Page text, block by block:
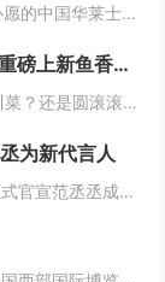
20年前许下“为实现国民汉堡自由而奋斗”心愿的中国华莱士可能没有想到，2024年华莱士汉堡价格居然“卷”出了首店开业的价格！9月1日，“2024华华汉堡节”正式开启，而此次汉堡节，华莱士也是下了“血本”来回馈「华门信徒」，10块钱就能吃到3...
正宗才对味 华莱士联名熊猫和和国庆重磅上新鱼香肉丝鸡腿堡
说到四川，你会想到什么？是麻辣鲜香的川菜？还是圆滚滚可爱的国宝“胖达”？华莱士寻味中国系列终于来到了川蜀之地，与央视动漫熊猫和和联名，9月20日重磅上新华莱士川蜀鱼香肉丝风味鸡腿堡，从舌尖出发，探寻川蜀美食的“灵魂”。中国华莱士一直秉承着传...
为新代言人
2月29日，我国知名快餐连锁品牌华莱士正式官宣范丞丞成为中国华莱士的品牌代言人。配合官宣，华莱士携手范丞丞发布了全新的品牌TVC，还为范丞丞的粉丝们量身定制了“丞意满满”的惊喜，与范丞丞共同开启创意十足的“春日之旅”。“丞”至金开，共掀美食...